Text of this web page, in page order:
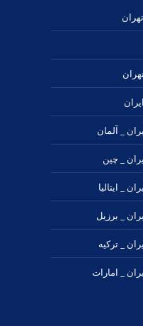
_ آلمان
_ چین
_ ایتالیا
_ برزیل
_ ترکیه
_ امارات